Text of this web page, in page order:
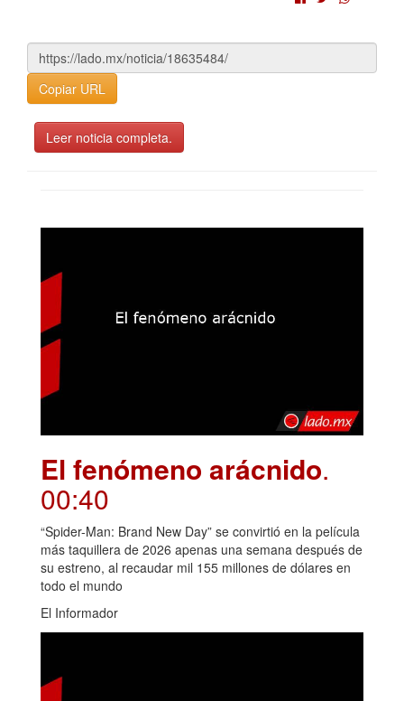
Copiar URL
Leer noticia completa.
El fenómeno arácnido.
00:40
“Spider-Man: Brand New Day” se convirtió en la película
más taquillera de 2026 apenas una semana después de
su estreno, al recaudar mil 155 millones de dólares en
todo el mundo
El Informador